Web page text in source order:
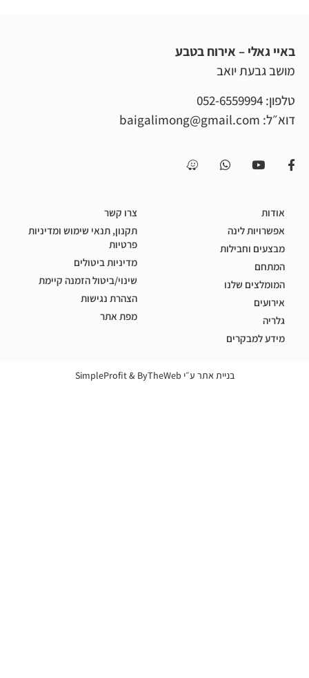
– אירוח בטבע
יואב
052-
שלנו
תקנון, תנאי שימוש ומדיניות
מדיניות ביטולים
שינוי/ביטול הזמנה קיימת
SimpleProfit &ByTheWeb